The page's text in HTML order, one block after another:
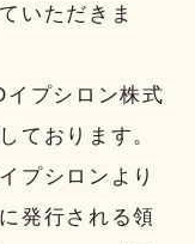
いただきま
プシロン株式
ております。
プシロンより
発行される領